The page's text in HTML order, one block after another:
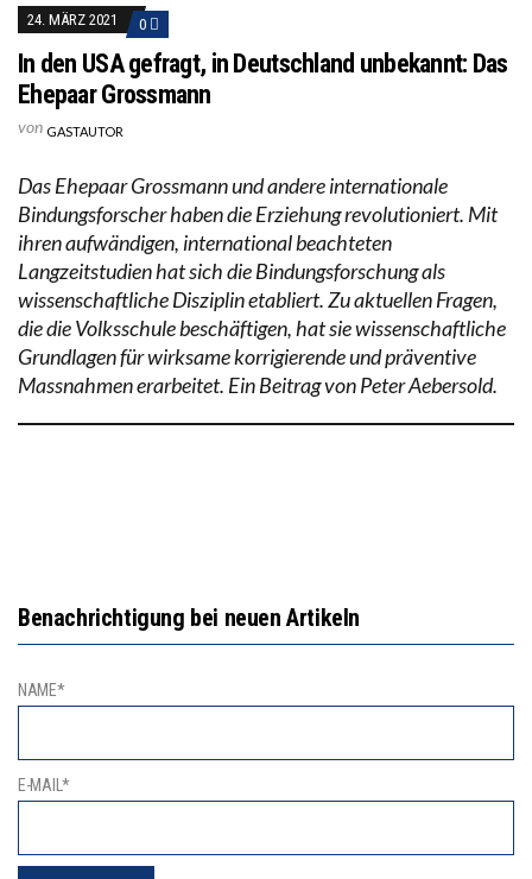
24. MÄRZ 2021 0
In den USA gefragt, in Deutschland unbekannt: Das
Ehepaar Grossmann
von GASTAUTOR
Das Ehepaar Grossmann und andere internationale
Bindungsforscher haben die Erziehung revolutioniert. Mit
ihren aufwändigen, international beachteten
Langzeitstudien hat sich die Bindungsforschung als
wissenschaftliche Disziplin etabliert. Zu aktuellen Fragen,
die die Volksschule beschäftigen, hat sie wissenschaftliche
Grundlagen für wirksame korrigierende und präventive
Massnahmen erarbeitet. Ein Beitrag von Peter Aebersold.
Benachrichtigung bei neuen Artikeln
NAME*
E-MAIL*